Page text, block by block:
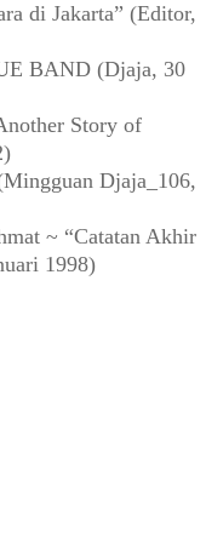
di Jakarta” (Editor,
BAND (Djaja, 30
Story of
Djaja_106,
~ “Catatan Akhir
1998)